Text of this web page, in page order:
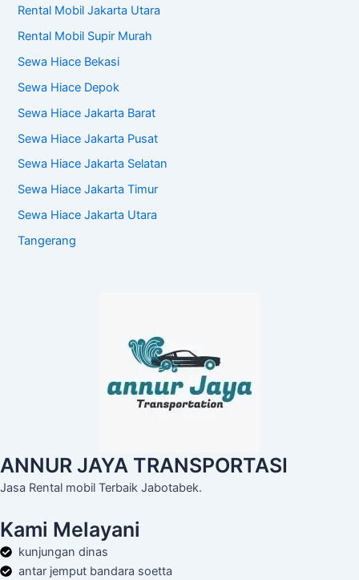
Rental Mobil Jakarta Utara
Rental Mobil Supir Murah
Sewa Hiace Bekasi
Sewa Hiace Depok
Sewa Hiace Jakarta Barat
Sewa Hiace Jakarta Pusat
Sewa Hiace Jakarta Selatan
Sewa Hiace Jakarta Timur
Sewa Hiace Jakarta Utara
Tangerang
ANNUR JAYA TRANSPORTASI
Jasa Rental mobil Terbaik Jabotabek.
Kami Melayani
kunjungan dinas
antar jemput bandara soetta